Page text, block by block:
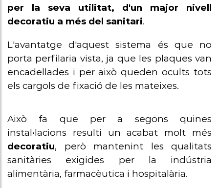
Protecció
Sòcol/Sòcol
sanitari
sanitària
Perfil U
ancoratge a
terra
metàl·lics
per la seva utilitat, d'un major nivell
decoratiu a més del sanitari.
L'avantatge d'aquest sistema és que no
porta perfilaria vista, ja que les plaques van
encadellades i per això queden ocults tots
els cargols de fixació de les mateixes.
Això fa que per a segons quines
instal•lacions resulti un acabat molt més
decoratiu, però mantenint les qualitats
sanitàries exigides per la indústria
alimentària, farmacèutica i hospitalària.